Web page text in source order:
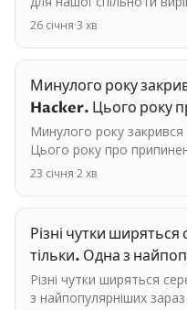
SEOFOMO в Лондоні
26 січня·3 хв
Минулого року
Hacker. Цього року
афіліатки —…
Минулого року
Цього року про
Lab — оголосив Matt
23 січня·2хв
Різні чутки ширяться
тільки. Одна з
однією, хоч і…
Різні чутки ширяться
з найпопулярніших